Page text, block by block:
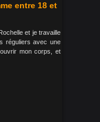
entre 18 et
et je travaille
réguliers avec une
mon corps, et